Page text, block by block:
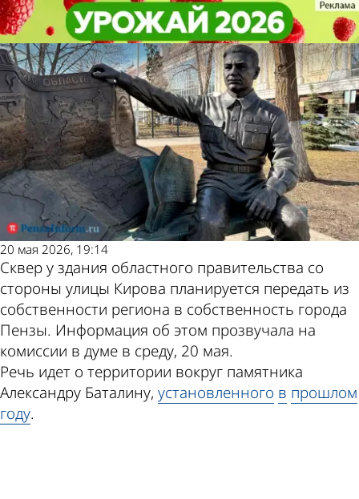
Сквер у здания областного
правительства передадут городу
Общество
20 мая 2026, 19:14
Сквер у здания областного правительства со
стороны улицы Кирова планируется передать из
собственности региона в собственность города
Пензы. Информация об этом прозвучала на
комиссии в думе в среду, 20 мая.
Речь идет о территории вокруг памятника
Александру Баталину, установленного в прошлом
году.
Сквер у здания областного
правительства передадут городу
Общество
Другие новости по
теме
Погода и курсы
валют в Пензе